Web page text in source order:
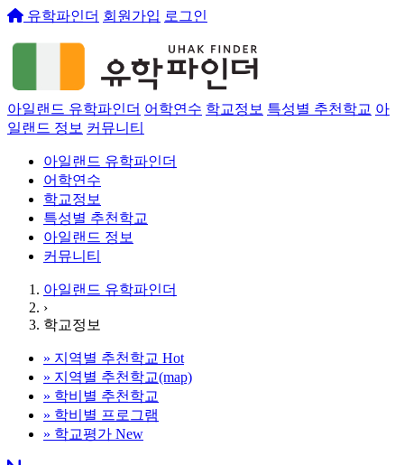
유학파인더 회원가입 로그인
아일랜드 유학파인더 어학연수 학교정보 특성별 추천학교 아
일랜드 정보 커뮤니티
아일랜드 유학파인더
어학연수
학교정보
특성별 추천학교
아일랜드 정보
커뮤니티
아일랜드 유학파인더
›
학교정보
» 지역별 추천학교 Hot
» 지역별 추천학교(map)
» 학비별 추천학교
» 학비별 프로그램
» 학교평가 New